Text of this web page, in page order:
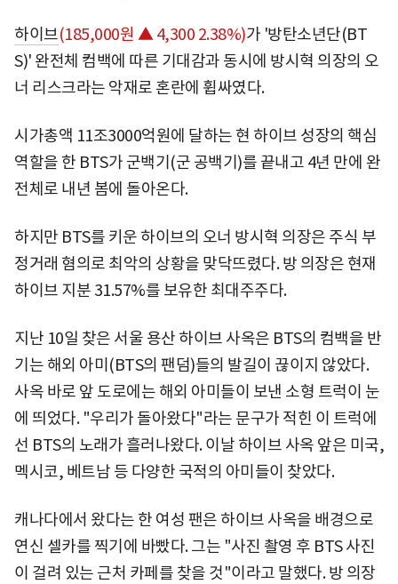
하이브(185,000원 ▲ 4,300 2.38%)가 '방탄소년단(BT
S)' 완전체 컴백에 따른 기대감과 동시에 방시혁 의장의 오
너 리스크라는 악재로 혼란에 휩싸였다.
시가총액 11조3000억원에 달하는 현 하이브 성장의 핵심
역할을 한 BTS가 군백기(군 공백기)를 끝내고 4년 만에 완
전체로 내년 봄에 돌아온다.
하지만 BTS를 키운 하이브의 오너 방시혁 의장은 주식 부
정거래 혐의로 최악의 상황을 맞닥뜨렸다. 방 의장은 현재
하이브 지분 31.57%를 보유한 최대주주다.
지난 10일 찾은 서울 용산 하이브 사옥은 BTS의 컴백을 반
기는 해외 아미(BTS의 팬덤)들의 발길이 끊이지 않았다.
사옥 바로 앞 도로에는 해외 아미들이 보낸 소형 트럭이 눈
에 띄었다. "우리가 돌아왔다"라는 문구가 적힌 이 트럭에
선 BTS의 노래가 흘러나왔다. 이날 하이브 사옥 앞은 미국,
멕시코, 베트남 등 다양한 국적의 아미들이 찾았다.
캐나다에서 왔다는 한 여성 팬은 하이브 사옥을 배경으로
연신 셀카를 찍기에 바빴다. 그는 "사진 촬영 후 BTS 사진
이 걸려 있는 근처 카페를 찾을 것"이라고 말했다. 방 의장